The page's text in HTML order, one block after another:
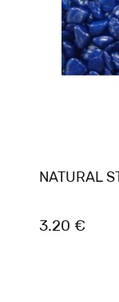
NATURAL
3.20 €